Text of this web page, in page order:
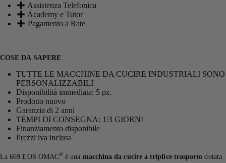
Assistenza Telefonica
Academy e Tutor
Pagamento a Rate
COSE DA SAPERE
TUTTE LE MACCHINE DA CUCIRE INDUSTRIALI SONO
PERSONALIZZABILI
Disponibilità immediata: 5 pz.
Prodotto nuovo
Garanzia di 2 anni
TEMPI DI CONSEGNA: 1/3 GIORNI
Finanziamento disponibile
Prezzi iva inclusa
La 669 EOS OMAC® è una macchina da cucire a triplice trasporto dotata